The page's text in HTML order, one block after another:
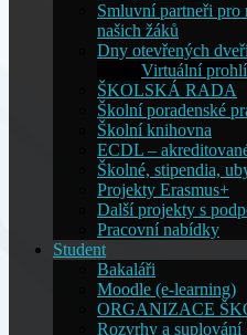
Smluvní partneři
našich žáků
Dny otevřených
Virtuální
ŠKOLSKÁ RADA
Školní poradenské
Školní knihovna
ECDL –
Školné, stipendia,
Projekty Erasmus+
Další projekty s
Pracovní nabídky
Student
Bakaláři
Moodle (e-learning)
ORGANIZACE
Rozvrhy a suplování